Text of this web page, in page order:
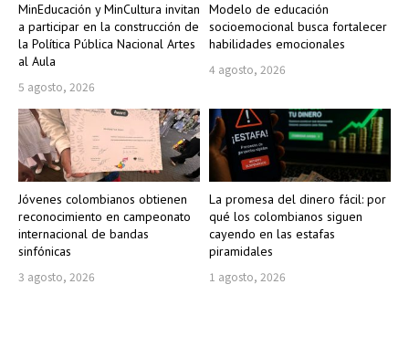
MinEducación y MinCultura invitan
a participar en la construcción de
la Política Pública Nacional Artes
al Aula
5 agosto, 2026
Modelo de educación
socioemocional busca fortalecer
habilidades emocionales
4 agosto, 2026
Jóvenes colombianos obtienen
reconocimiento en campeonato
internacional de bandas
sinfónicas
3 agosto, 2026
La promesa del dinero fácil: por
qué los colombianos siguen
cayendo en las estafas
piramidales
1 agosto, 2026